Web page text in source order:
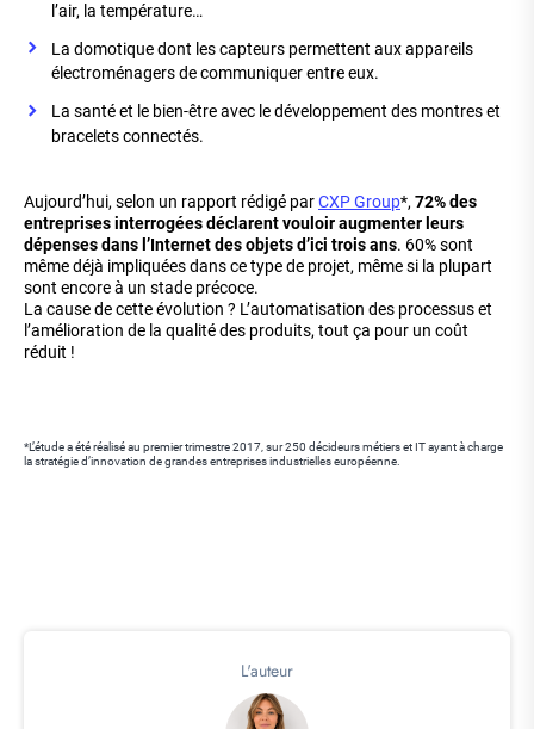
L'auteur
l’air, la température…
La domotique dont les capteurs permettent aux appareils
électroménagers de communiquer entre eux.
La santé et le bien-être avec le développement des montres et
bracelets connectés.
Aujourd’hui, selon un rapport rédigé parCXP Group*, 72% des
entreprises interrogées déclarent vouloir augmenter leurs
dépenses dans l’Internet des objets d’ici trois ans. 60% sont
même déjà impliquées dans ce type de projet, même si la plupart
sont encore à un stade précoce.
La cause de cette évolution ? L’automatisation des processus et
l’amélioration de la qualité des produits, tout ça pour un coût
réduit !
*L’étude a été réalisé au premier trimestre 2017, sur 250 décideurs métiers et IT ayant à charge
la stratégie d’innovation de grandes entreprises industrielles européenne.